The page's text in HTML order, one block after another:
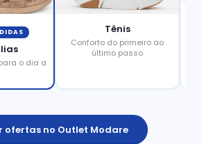
o dia a
Tênis
Conforto do primeiro ao
último passo
ofertas no Outlet Modare